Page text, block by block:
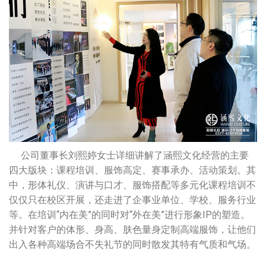
公司董事长刘熙婷女士详细讲解了涵熙文化经营的主要
四大版块：课程培训、服饰高定、赛事承办、活动策划。其
中，形体礼仪、演讲与口才、服饰搭配等多元化课程培训不
仅仅只在校区开展，还走进了企事业单位、学校、服务行业
等。在培训“内在美”的同时对“外在美”进行形象IP的塑造。
并针对客户的体形、身高、肤色量身定制高端服饰，让他们
出入各种高端场合不失礼节的同时散发其特有气质和气场。